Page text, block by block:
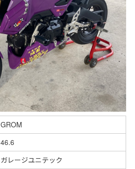
GROM
46.6
ガレージユニテック